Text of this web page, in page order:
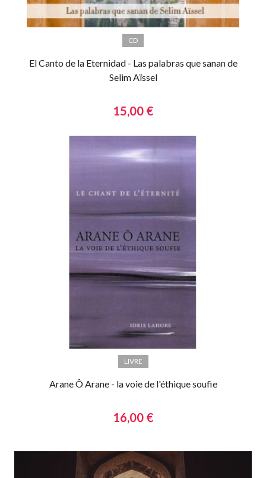
CD
El Canto de la Eternidad - Las palabras que sanan de
Selim Aïssel
15,00 €
LIVRE
Arane Ô Arane - la voie de l'éthique soufie
16,00 €